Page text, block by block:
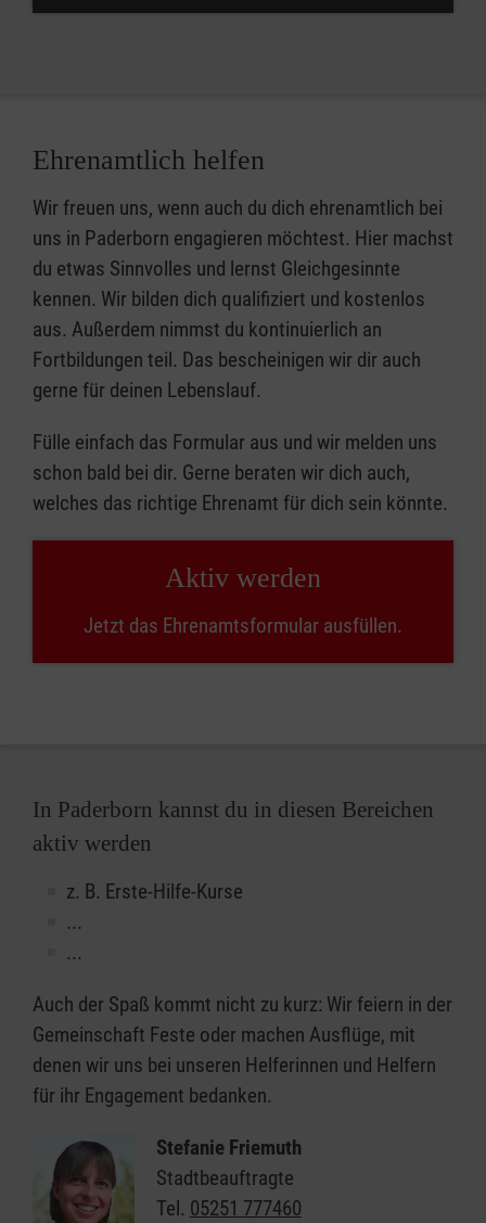
Ehrenamtlich helfen
Wir freuen uns, wenn auch du dich ehrenamtlich bei
uns in Paderborn engagieren möchtest. Hier machst
du etwas Sinnvolles und lernst Gleichgesinnte
kennen. Wir bilden dich qualifiziert und kostenlos
aus. Außerdem nimmst du kontinuierlich an
Fortbildungen teil. Das bescheinigen wir dir auch
gerne für deinen Lebenslauf.
Fülle einfach das Formular aus und wir melden uns
schon bald bei dir. Gerne beraten wir dich auch,
welches das richtige Ehrenamt für dich sein könnte.
Aktiv werden
Jetzt das Ehrenamtsformular ausfüllen.
In Paderborn kannst du in diesen Bereichen
aktiv werden
z. B. Erste-Hilfe-Kurse
...
...
Auch der Spaß kommt nicht zu kurz: Wir feiern in der
Gemeinschaft Feste oder machen Ausflüge, mit
denen wir uns bei unseren Helferinnen und Helfern
für ihr Engagement bedanken.
Stefanie Friemuth
Stadtbeauftragte
Tel. 05251 777460